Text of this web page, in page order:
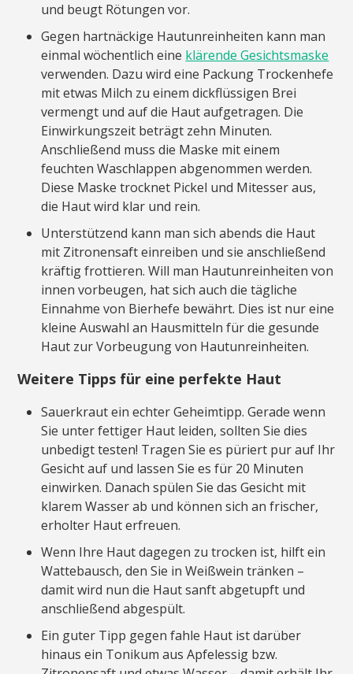
und beugt Rötungen vor.
Gegen hartnäckige Hautunreinheiten kann man
einmal wöchentlich eine klärende Gesichtsmaske
verwenden. Dazu wird eine Packung Trockenhefe
mit etwas Milch zu einem dickflüssigen Brei
vermengt und auf die Haut aufgetragen. Die
Einwirkungszeit beträgt zehn Minuten.
Anschließend muss die Maske mit einem
feuchten Waschlappen abgenommen werden.
Diese Maske trocknet Pickel und Mitesser aus,
die Haut wird klar und rein.
Unterstützend kann man sich abends die Haut
mit Zitronensaft einreiben und sie anschließend
kräftig frottieren. Will man Hautunreinheiten von
innen vorbeugen, hat sich auch die tägliche
Einnahme von Bierhefe bewährt. Dies ist nur eine
kleine Auswahl an Hausmitteln für die gesunde
Haut zur Vorbeugung von Hautunreinheiten.
Weitere Tipps für eine perfekte Haut
Sauerkraut ein echter Geheimtipp. Gerade wenn
Sie unter fettiger Haut leiden, sollten Sie dies
unbedigt testen! Tragen Sie es püriert pur auf Ihr
Gesicht auf und lassen Sie es für 20 Minuten
einwirken. Danach spülen Sie das Gesicht mit
klarem Wasser ab und können sich an frischer,
erholter Haut erfreuen.
Wenn Ihre Haut dagegen zu trocken ist, hilft ein
Wattebausch, den Sie in Weißwein tränken –
damit wird nun die Haut sanft abgetupft und
anschließend abgespült.
Ein guter Tipp gegen fahle Haut ist darüber
hinaus ein Tonikum aus Apfelessig bzw.